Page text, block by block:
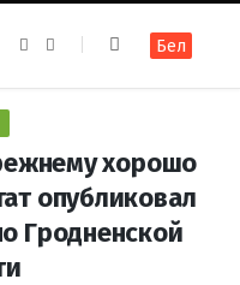
e
k
t
a
m
Бел
хорошо
опубликовал
Гродненской